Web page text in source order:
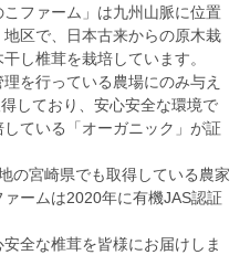
ファーム」は九州山脈に位置
区で、日本古来からの原木栽
し椎茸を栽培しています。
を行っている農場にのみ与え
しており、安心安全な環境で
ている「オーガニック」が証
の宮崎県でも取得している農家
ームは2020年に有機JAS認証
全な椎茸を皆様にお届けしま